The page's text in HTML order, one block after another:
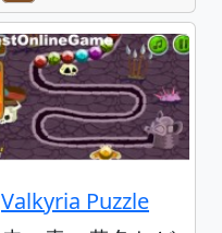
Valkyria Puzzle